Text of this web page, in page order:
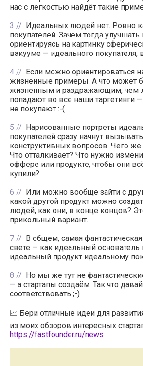
нас с легкостью найдёт такие
3
Идеальных людей нет. Ровно
покупателей. Зачем тогда улучшать
ориентируясь на картинку
вакууме — идеального покупателя,
4
Если можно ориентироваться
жизненные примеры. А что может
жизненным и раздражающим, чем
попадают во все наши таргетинги —
не покупают :-(
5
Нарисованные портреты
покупателей сразу начнут
конструктивных вопросов. Чего же
Что отталкивает? Что нужно
оффере или продукте, чтобы они
купили?
6
Или можно вообще зайти с
какой другой продукт можно
людей, как они, в конце концов?
прикольный вариант.
7
В общем, самая фантастическая
свете — как идеальный основатель
идеальный продукт идеальному
8
Но мы же тут не
— а стартапы создаём. Так что
соответствовать ;-)
📈 Бери отличные идеи для
из моих обзоров интересных
https://fastfounder.ru/news